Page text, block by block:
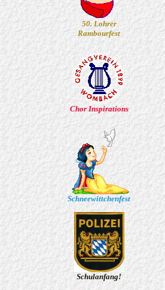
50. Lohrer
Rambourfest
Chor Inspirations
Schneewittchenfest
Schulanfang!